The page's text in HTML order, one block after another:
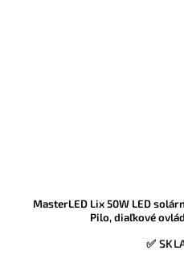
MasterLED Lix 50W LED
Pilo, diaľkové
✅